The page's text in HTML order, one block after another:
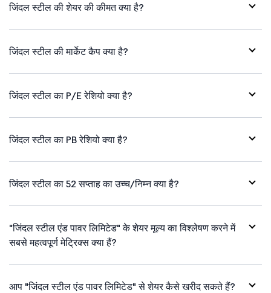
जिंदल स्टील की शेयर की कीमत क्या है?
जिंदल स्टील की मार्केट कैप क्या है?
जिंदल स्टील का P/E रेशियो क्या है?
जिंदल स्टील का PB रेशियो क्या है?
जिंदल स्टील का 52 सप्ताह का उच्च/निम्न क्या है?
"जिंदल स्टील एंड पावर लिमिटेड" के शेयर मूल्य का विश्लेषण करने में
सबसे महत्वपूर्ण मेट्रिक्स क्या हैं?
आप "जिंदल स्टील एंड पावर लिमिटेड" से शेयर कैसे खरीद सकते हैं?